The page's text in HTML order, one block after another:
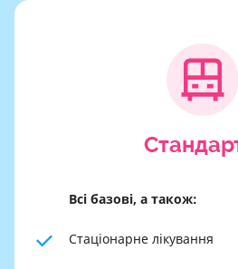
Всі базові, а також:
Стаціонарне лікування